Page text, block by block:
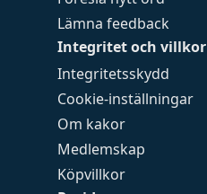
Lämna feedback
Integritet och villkor
Integritetsskydd
Cookie-inställningar
Om kakor
Medlemskap
Köpvillkor